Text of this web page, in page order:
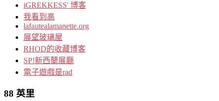
iGREKKESS' 博客
我看到高
lafautealamanette.org
展望玻璃屋
RHOD的收藏博客
SP!新西蘭展廳
電子遊戲是rad
88 英里